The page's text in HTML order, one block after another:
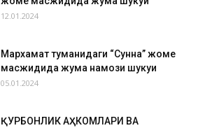
12.01.2024
Мархамат туманидаги “Сунна” жоме
масжидида жума намози шукуҳи
05.01.2024
ҚУРБОНЛИК АҲКОМЛАРИ ВА